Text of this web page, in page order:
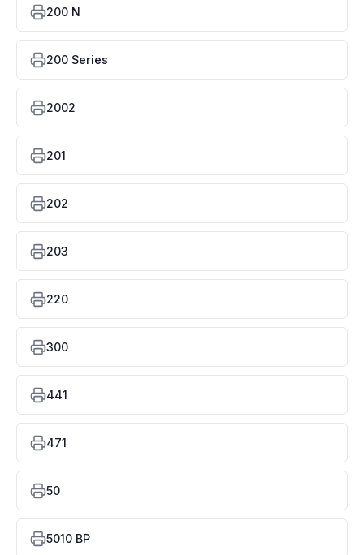
200 N
200 Series
2002
201
202
203
220
300
441
471
50
5010 BP